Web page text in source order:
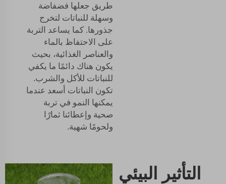
طريق جعلها فضفاضة
وسهلة للنباتات لتخرج
جذورها. كما يساعد التربة
على الاحتفاظ بالماء
والعناصر الغذائية، بحيث
يكون هناك دائمًا ما يكفي
للنباتات للأكل والشرب.
تكون النباتات أسعد عندما
يمكنها النمو في تربة
صحية وإعطائنا ثمارًا
ولحومًا شهية.
التأثير البيئي